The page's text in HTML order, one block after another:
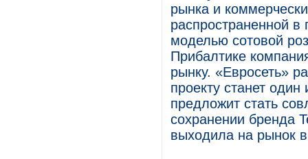
рынка и
распространенной в
моделью сотовой
Прибалтике
рынку. «Евросеть»
проекту станет
предложит стать
сохранении бренда
выходила на рынок